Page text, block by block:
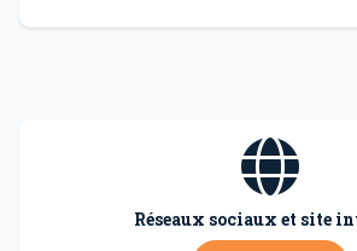
Réseaux sociaux et site